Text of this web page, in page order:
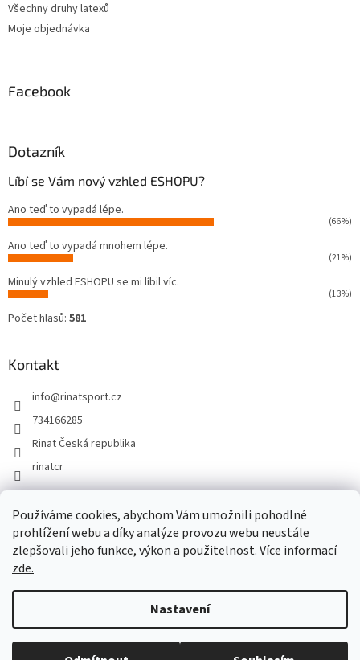
Používáme cookies, abychom Vám umožnili pohodlné
prohlížení webu a díky analýze provozu webu neustále
zlepšovali jeho funkce, výkon a použitelnost. Více informací
zde.
Nastavení
Všechny druhy latexů
Moje objednávka
Facebook
Dotazník
Líbí se Vám nový vzhled ESHOPU?
Ano teď to vypadá lépe.
(66%)
Ano teď to vypadá mnohem lépe.
(21%)
Minulý vzhled ESHOPU se mi líbil víc.
(13%)
Počet hlasů: 581
Kontakt
info@rinatsport.cz
734166285
Rinat Česká republika
rinatcr
Rinat Europe www.sport4outlet.cz
Copyright 2026Rinat Česká republika. Všechna práva vyhrazena.